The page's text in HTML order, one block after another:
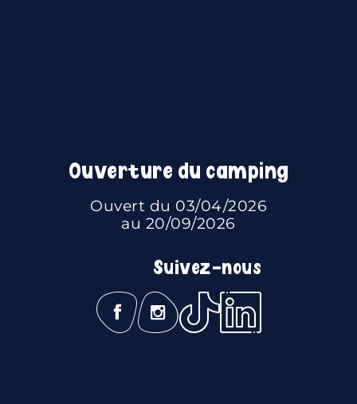
Ouverture du camping
Ouvert du 03/04/2026
au 20/09/2026
Suivez-nous